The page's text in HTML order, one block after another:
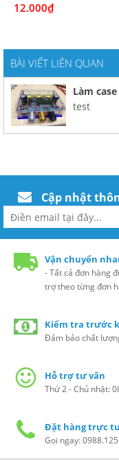
12.000₫
BÀI VIẾT LIÊN QUAN
Làm
test
Cập nhật
Vận chuyển
- Tất cả đơn hàng
trợ theo từng đơn
Kiểm tra trước
Đảm bảo chất
Hỗ trợ tư vấn
Thứ 2 - Chủ nhật:
Đặt hàng trực
Gọi ngay: